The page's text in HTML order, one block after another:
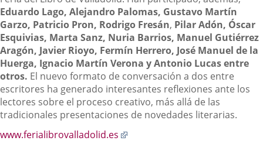
Eduardo Lago, Alejandro Palomas, Gustavo Martín
Garzo, Patricio Pron, Rodrigo Fresán, Pilar Adón, Óscar
Esquivias, Marta Sanz, Nuria Barrios, Manuel Gutiérrez
Aragón, Javier Rioyo, Fermín Herrero, José Manuel de la
Huerga, Ignacio Martín Verona y Antonio Lucas entre
otros. El nuevo formato de conversación a dos entre
escritores ha generado interesantes reflexiones ante los
lectores sobre el proceso creativo, más allá de las
tradicionales presentaciones de novedades literarias.
www.ferialibrovalladolid.es